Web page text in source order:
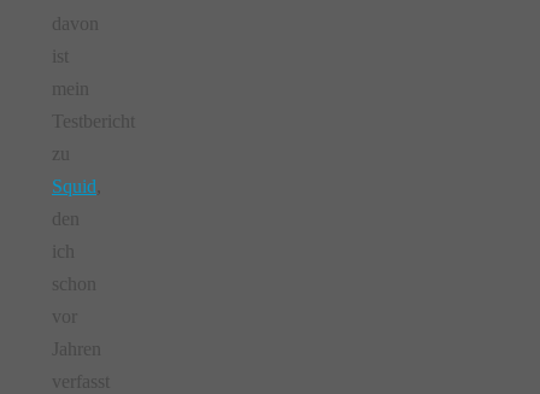
davon
ist
mein
Testbericht
zu
Squid
den
ich
schon
vor
Jahren
verfasst